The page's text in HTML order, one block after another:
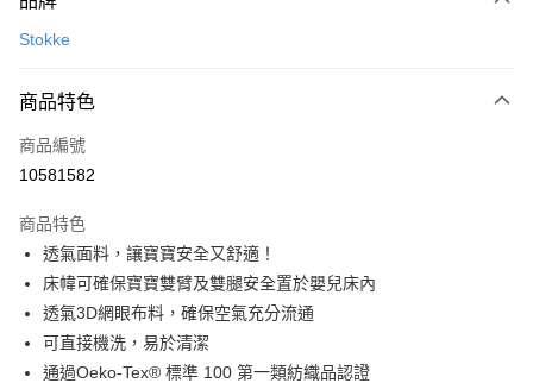
Stokke
商品特色
商品編號
10581582
商品特色
透氣面料，讓寶寶安全又舒適！
床幃可確保寶寶雙臂及雙腿安全置於嬰兒床內
透氣3D網眼布料，確保空氣充分流通
可直接機洗，易於清潔
通過Oeko-Tex® 標準 100 第一類紡織品認證